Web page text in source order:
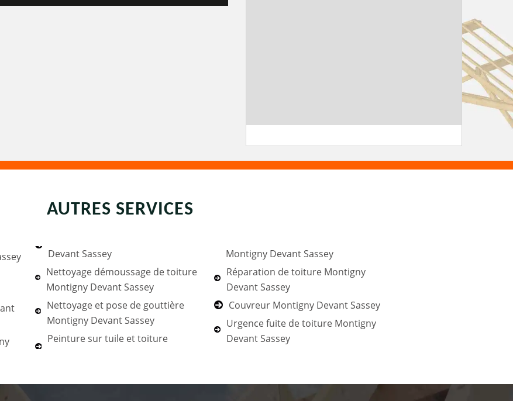
AUTRES SERVICES
Devant Sassey
Nettoyage démoussage de toiture
Montigny Devant Sassey
Nettoyage et pose de gouttière
Montigny Devant Sassey
Peinture sur tuile et toiture
Montigny Devant Sassey
Réparation de toiture Montigny
Devant Sassey
Couvreur Montigny Devant Sassey
Urgence fuite de toiture Montigny
Devant Sassey